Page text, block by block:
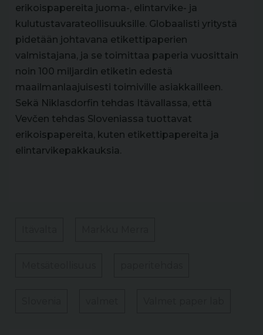
erikoispapereita juoma-, elintarvike- ja
kulutustavarateollisuuksille. Globaalisti yritystä
pidetään johtavana etikettipaperien
valmistajana, ja se toimittaa paperia vuosittain
noin 100 miljardin etiketin edestä
maailmanlaajuisesti toimiville asiakkailleen.
Sekä Niklasdorfin tehdas Itävallassa, että
Vevčen tehdas Sloveniassa tuottavat
erikoispapereita, kuten etikettipapereita ja
elintarvikepakkauksia.